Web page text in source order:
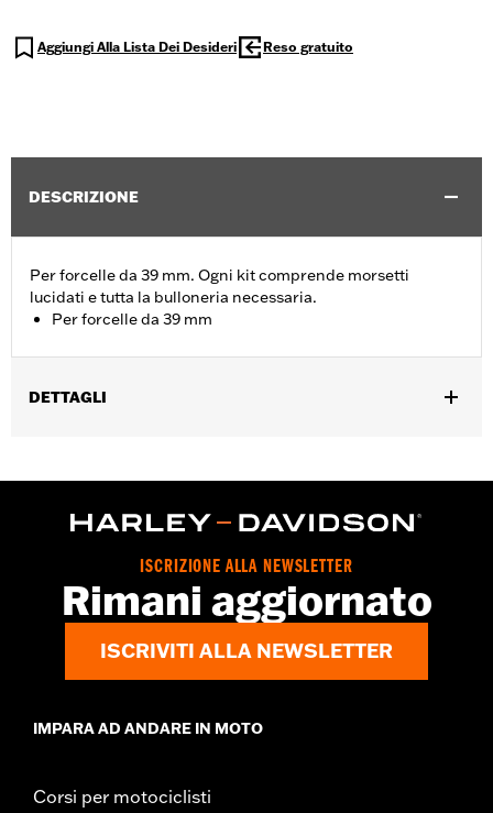
Aggiungi Alla Lista Dei Desideri Reso gratuito
DESCRIZIONE
Per forcelle da 39 mm. Ogni kit comprende morsetti
lucidati e tutta la bulloneria necessaria.
Per forcelle da 39 mm
DETTAGLI
(esclusi FXDWG e FXDXT). I modelli XL e Dyna® con indicatori di
direzione anteriori originariamente posizionati sulla piastra
superiore dello sterzo potrebbero richiedere il kit di cablaggio
separatamente.
Istruzioni di installazione
Venduti singolarmente:Ciascuno
Contenuto della confezione:Morsetti lucidati e bulloneria di
GARANZIA:1 year limited warranty – Go to
ISCRIZIONE ALLA NEWSLETTER
Rimani aggiornato
ISCRIVITI ALLA NEWSLETTER
IMPARA AD ANDARE IN MOTO
Corsi per motociclisti